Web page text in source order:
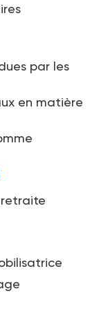
par les
en matière